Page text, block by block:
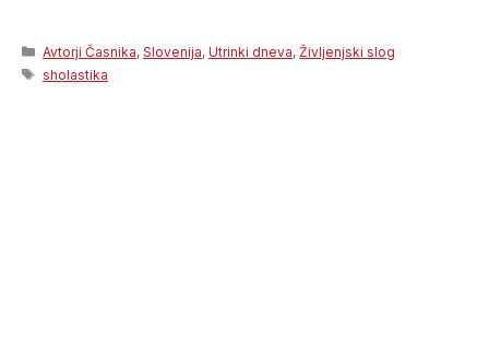
Categories
Avtorji Časnika,Slovenija,Utrinki dneva,Življenjski slog
Tags
sholastika